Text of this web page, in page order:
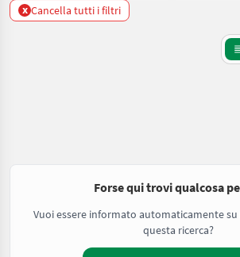
x Cancella tutti i filtri
Forse qui trovi qualcosa
Vuoi essere informato automaticamente
questa ricerca?